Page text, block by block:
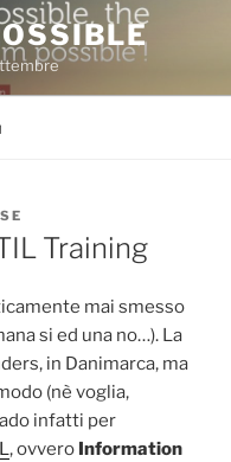
Training
mai smesso
si ed una no…). La
in Danimarca, ma
(nè voglia,
infatti per
, ovvero Information